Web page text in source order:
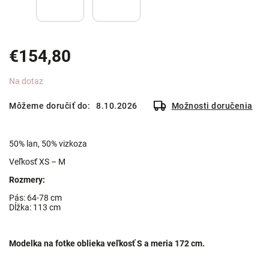
€154,80
Na dotaz
Môžeme doručiť do: 8.10.2026 Možnosti doručenia
50% lan, 50% vizkoza
Veľkosť XS – M
Rozmery:
Pás: 64-78 cm
Dĺžka: 113 cm
Modelka na fotke oblieka veľkosť S a meria 172 cm.